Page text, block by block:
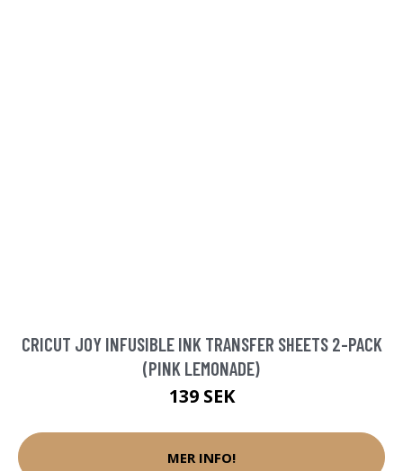
CRICUT JOY INFUSIBLE INK TRANSFER SHEETS 2-PACK
(PINK LEMONADE)
139 SEK
MER INFO!